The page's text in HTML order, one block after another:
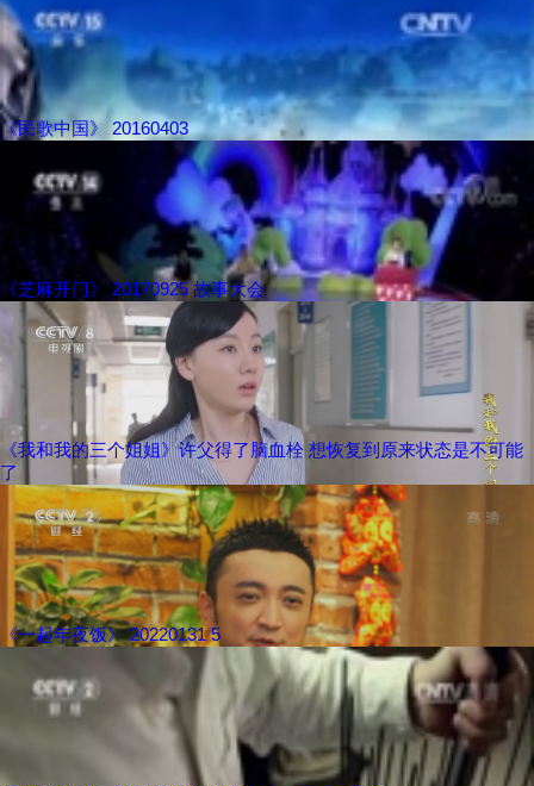
《民歌中国》 20160403
《芝麻开门》 20170925 故事大会
《我和我的三个姐姐》许父得了脑血栓 想恢复到原来状态是不可能
了
《一起年夜饭》 20220131 5